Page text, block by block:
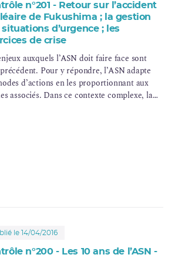
n°201 - Retour sur l’accident
de Fukushima ; la gestion
situations d’urgence ; les
de crise
auxquels l’ASN doit faire face sont
Pour y répondre, l’ASN adapte
d’actions en les proportionnant aux
associés. Dans ce contexte complexe, la
le 14/04/2016
n°200 - Les 10 ans de l’ASN -